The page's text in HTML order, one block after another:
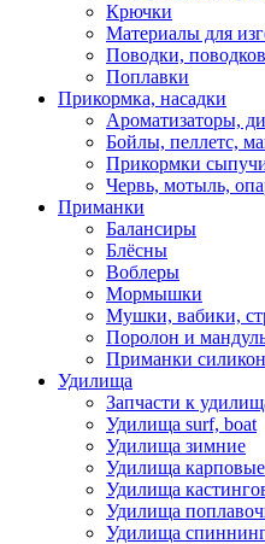
Крючки
Материалы для
Поводки,
Поплавки
Прикормка, насадки
Ароматизаторы,
Бойлы, пеллетс,
Прикормки
Червь, мотыль,
Приманки
Балансиры
Блёсны
Воблеры
Мормышки
Мушки, вабики,
Поролон и
Приманки
Удилища
Запчасти к
Удилища surf, boat
Удилища зимние
Удилища карповые
Удилища
Удилища
Удилища